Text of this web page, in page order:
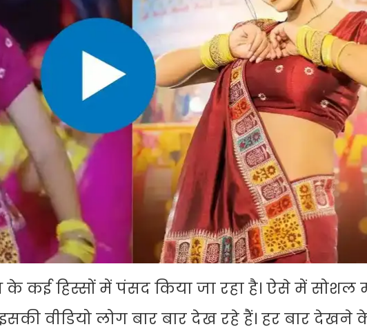
के कई हिस्सों में पंसद किया जा रहा है। ऐसे में सोशल
वीडियो लोग बार बार देख रहे हैं। हर बार देखने